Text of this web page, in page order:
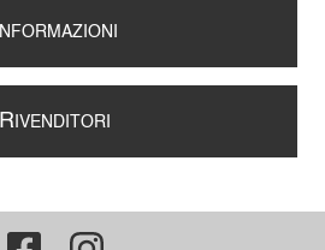
NFORMAZIONI
R IVENDITORI